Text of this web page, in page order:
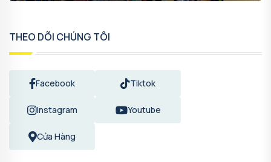
THEO DÕI CHÚNG TÔI
Facebook Tiktok
Instagram Youtube
Cửa Hàng